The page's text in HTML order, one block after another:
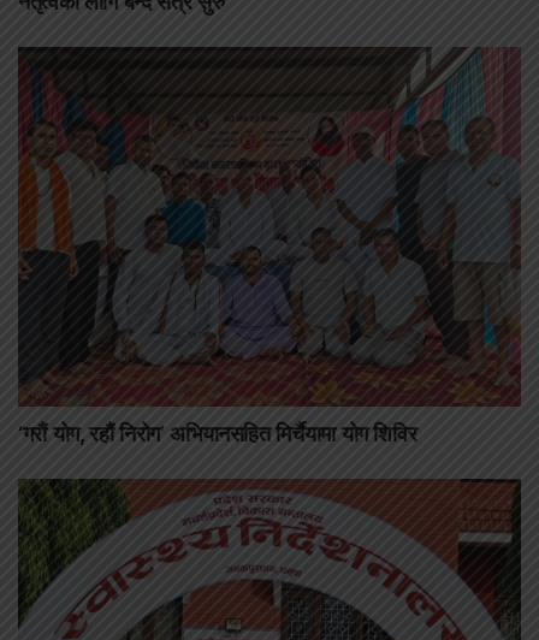
‘गरौं योग, रहौं निरोग’ अभियानसहित मिर्चैयामा योग शिविर